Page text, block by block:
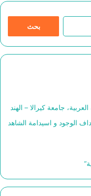
جامعة كيرالا – الهند
الوجود و اسيدامة الشاهد